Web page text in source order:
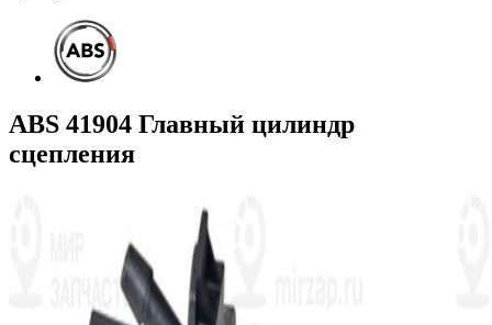
ABS 41904 Главный цилиндр
сцепления